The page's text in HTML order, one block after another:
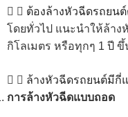
ต้องล้างหัวฉีดรถยน
โดยทั่วไป แนะนำให้ล้าง
กิโลเมตร หรือทุกๆ 1 ปี
ล้างหัวฉีดรถยนต์มีกี่
การล้างหัวฉีดแบบถอด